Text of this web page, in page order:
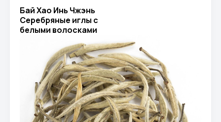
Бай Хао Инь Чжэнь
Серебряные иглы с
белыми волосками